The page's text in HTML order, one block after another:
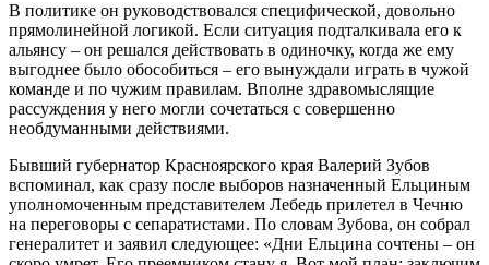
В политике он руководствовался специфической, довольно
прямолинейной логикой. Если ситуация подталкивала его к
альянсу – он решался действовать в одиночку, когда же ему
выгоднее было обособиться – его вынуждали играть в чужой
команде и по чужим правилам. Вполне здравомыслящие
рассуждения у него могли сочетаться с совершенно
необдуманными действиями.
Бывший губернатор Красноярского края Валерий Зубов
вспоминал, как сразу после выборов назначенный Ельциным
уполномоченным представителем Лебедь прилетел в Чечню
на переговоры с сепаратистами. По словам Зубова, он собрал
генералитет и заявил следующее: «Дни Ельцина сочтены – он